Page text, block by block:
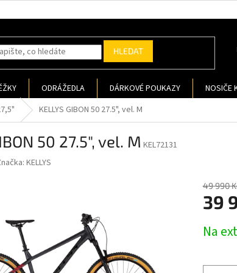
HLEDAT
ODRÁŽEDLA DÁRKOVÉ POUKAZY NOSIČE
KELLYS GIBON 50 27.5", vel. M
50 27.5", vel. M KEL72131
KELLYS
49 990
39
cena:
Na